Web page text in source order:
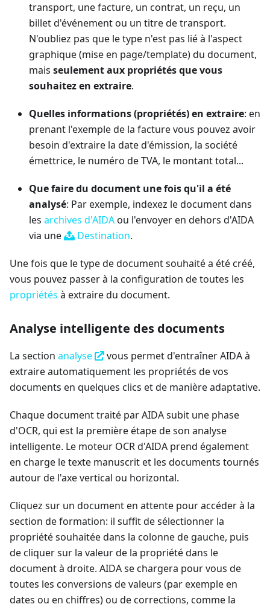
transport, une facture, un contrat, un reçu, un
billet d'événement ou un titre de transport.
N'oubliez pas que le type n'est pas lié à l'aspect
graphique (mise en page/template) du document,
mais seulement aux propriétés que vous
souhaitez en extraire.
Quelles informations (propriétés) en extraire: en
prenant l'exemple de la facture vous pouvez avoir
besoin d'extraire la date d'émission, la société
émettrice, le numéro de TVA, le montant total...
Que faire du document une fois qu'il a été
analysé: Par exemple, indexez le document dans
les archives d'AIDAou l'envoyer en dehors d'AIDA
via une
Destination.
Une fois que le type de document souhaité a été créé,
vous pouvez passer à la configuration de toutes les
propriétés à extraire du document.
Analyse intelligente des documents
La section analyse
vous permet d'entraîner AIDA à
extraire automatiquement les propriétés de vos
documents en quelques clics et de manière adaptative.
Chaque document traité par AIDA subit une phase
d'OCR, qui est la première étape de son analyse
intelligente. Le moteur OCR d'AIDA prend également
en charge le texte manuscrit et les documents tournés
autour de l'axe vertical ou horizontal.
Cliquez sur un document en attente pour accéder à la
section de formation: il suffit de sélectionner la
propriété souhaitée dans la colonne de gauche, puis
de cliquer sur la valeur de la propriété dans le
document à droite. AIDA se chargera pour vous de
toutes les conversions de valeurs (par exemple en
dates ou en chiffres) ou de corrections, comme la